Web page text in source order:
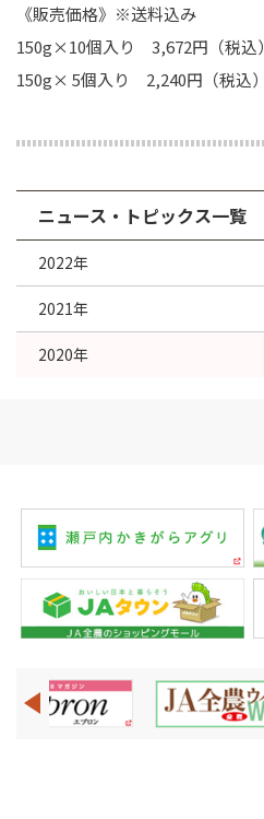
《販売価格》※送料込み
150g×10個入り 3,672円（税込）
150g× 5個入り 2,240円（税込）
ニュース・トピックス一覧
2022年
2021年
2020年